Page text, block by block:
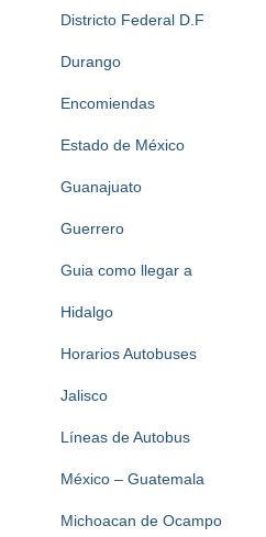
Districto Federal D.F
Durango
Encomiendas
Estado de México
Guanajuato
Guerrero
Guia como llegar a
Hidalgo
Horarios Autobuses
Jalisco
Líneas de Autobus
México – Guatemala
Michoacan de Ocampo